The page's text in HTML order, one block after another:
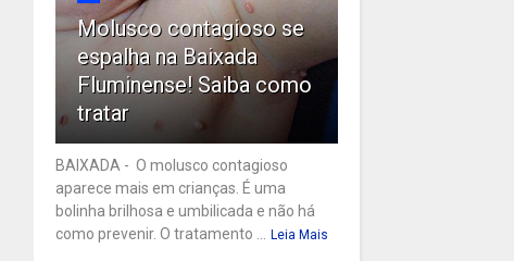
Molusco contagioso se
espalha na Baixada
Fluminense! Saiba como
tratar
BAIXADA - O molusco contagioso
aparece mais em crianças. É uma
bolinha brilhosa e umbilicada e não há
como prevenir. O tratamento ... Leia Mais